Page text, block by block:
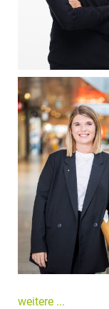
weitere ...